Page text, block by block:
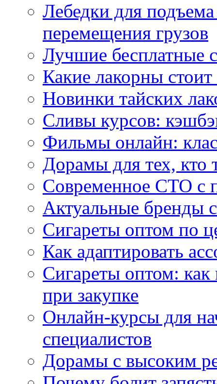
Лебедки для
перемещения грузов
Лучшие бесплатные
Какие лакорны стоит
Новинки тайских
Сливы курсов:
Фильмы онлайн:
Дорамы для тех, кто
Современное СТО с
Актуальные бренды
Сигареты оптом по
Как адаптировать
Сигареты оптом:
при закупке
Онлайн-курсы для
специалистов
Дорамы с высоким